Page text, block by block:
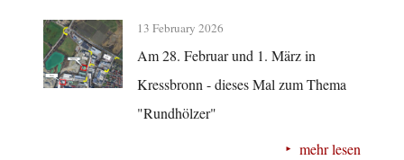
13 February 2026
Am 28. Februar und 1. März in
Kressbronn - dieses Mal zum Thema
"Rundhölzer"
mehr lesen